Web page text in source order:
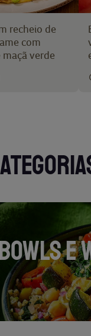
recheio de
com
maçã verde
E